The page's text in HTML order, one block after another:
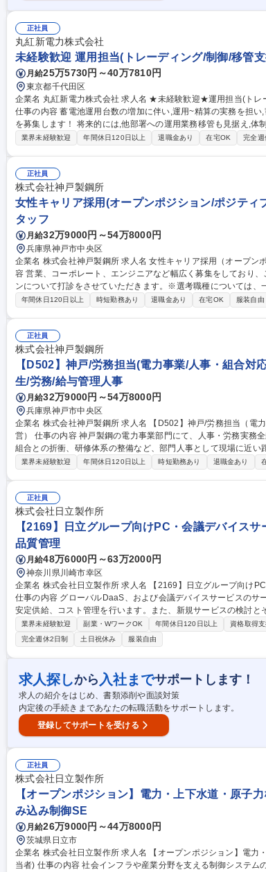
正社員
丸紅新電力株式会社
未経験歓迎 運用担当(トレーディング/制御/移管
月給25万5730円～40万7810円
東京都千代田区
企業名 丸紅新電力株式会社 求人名 ★未経験歓迎★運用担当(トレーディング/制御/移管支援)◎丸紅100％子会社
仕事の内容 蓄電池運用台数の増加に伴い,運用~精算の実務を担
を募集します！ 将来的には,他部署への運用業務移管も見据え,体制
力市場(需給調整市場/SPOT市場等)への入札判断および執行 ■充
業界未経験歓迎 年間休日120日以上 退職金あり 在宅OK 完全週
正社員
株式会社神戸製鋼所
女性キャリア採用(オープンポジション/ポジティ
タッフ
月給32万9000円～54万8000円
兵庫県神戸市中央区
企業名 株式会社神戸製鋼所 求人名 女性キャリア採用（オープンポジション／ポジティブアクション） 仕事の内
容 営業、コーポレート、エンジニアなど幅広く募集をしており
ンについて打診をさせていただきます。※選考職種については、
【制度】■産前産後休暇 ■育児休業：取得率99.1%（2020年度実
との差額を補助金として支給する制度。■育児のための特別休暇 募集職種 女性キャリア採用（オープンポジショ
ン／ポジティブアクション）
年間休日120日以上 時短勤務あり 退職金あり 在宅OK 服装自由
正社員
株式会社神戸製鋼所
【D502】神戸/労務担当(電力事業/人事・組合対
生/労務/給与管理人事
月給32万9000円～54万8000円
兵庫県神戸市中央区
企業名 株式会社神戸製鋼所 求人名 【D502】神戸/労務担当（電力事業/人事・組合対応・風土改革などの企画運
営） 仕事の内容 神戸製鋼の電力事業部門にて、人事・労務実務全般をお任せします。要員管理、労務管理、労働
組合との折衝、研修体系の整備など、部門人事として現場に近
です。 (1)労務・組合折衝：現場の課題把握と円滑な運営のための調整。 (2)人事運営：中長期的な要員計画の策
事業運営に深く関与でき、人事のスペシャリストとして飛躍的な成長が期待
2】神戸/労務担当（電力事業/人事・組合対応・風土改革などの企
業界未経験歓迎 年間休日120日以上 時短勤務あり 退職金あり
正社員
株式会社日立製作所
【2169】日立グループ向けPC・会議デバイス
品質管理
月給48万6000円～63万2000円
神奈川県川崎市幸区
企業名 株式会社日立製作所 求人名 【2169】日立グループ向けPC・会議デバイスサービス業務推進 ＜社内SE＞
仕事の内容 グローバルDaaS、および会議デバイスサービスのサ
安定供給、コスト管理を行います。また、新規サービスの検討とその推進支
グローバルDaaS、会議デバイスサービスの運用と展開業務 ■サ
コスト管理 ■サービスのグローバル展開の企画と推進 ■新規サービスの企画推進と提
ループ向けPC・会議デバイスサービス業務推進 ＜社内SE＞
業界未経験歓迎 副業・WワークOK 年間休日120日以上 資格取得
完全週休2日制
土日祝休み 服装自由
求人探しから 入社までサポートします！
求人の紹介をはじめ、書類添削や面談対策
内定後の手続きまであなたの転職活動をサポートします。
登録してサポートを受ける
正社員
株式会社日立製作所
【オープンポジション】電力・上下水道・原子
み込み制御SE
月給26万9000円～44万8000円
茨城県日立市
企業名 株式会社日立製作所 求人名 【オープンポジション】電力・上下水道・原子力などの制御システム設計(担
当者) 仕事の内容 社会インフラや産業分野を支える制御システムの開発・運用に関する業務を、これまでのご経